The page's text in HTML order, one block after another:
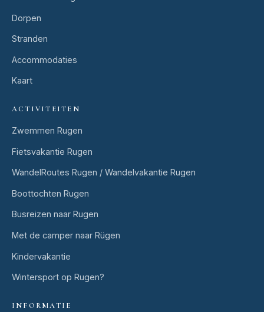
Dorpen
Stranden
Accommodaties
Kaart
ACTIVITEITEN
Zwemmen Rugen
Fietsvakantie Rugen
WandelRoutes Rugen / Wandelvakantie Rugen
Boottochten Rugen
Busreizen naar Rugen
Met de camper naar Rügen
Kindervakantie
Wintersport op Rugen?
INFORMATIE